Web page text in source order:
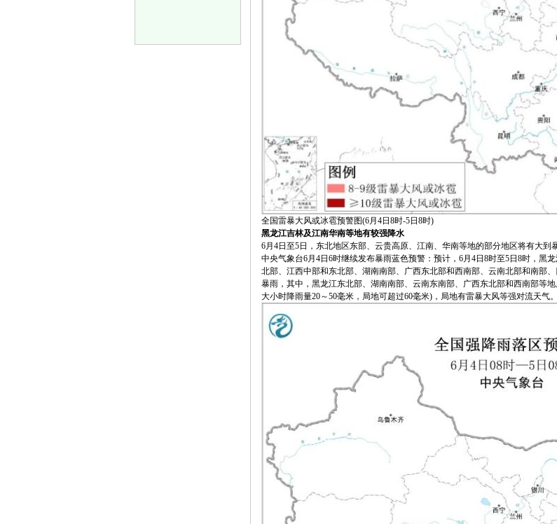
全国雷暴大风或冰雹预警图(6月4日8时-5日8时)
黑龙江吉林及江南华南等地有较强降水
6月4日至5日，东北地区东部、云贵高原、江南、华南等地的部分地区将有大到
中央气象台6月4日6时继续发布暴雨蓝色预警：预计，6月4日8时至5日8时，黑
北部、江西中部和东北部、湖南南部、广西东北部和西南部、云南北部和南部
暴雨，其中，黑龙江东北部、湖南南部、云南东南部、广西东北部和西南部等
大小时降雨量20～50毫米，局地可超过60毫米)，局地有雷暴大风等强对流天气。